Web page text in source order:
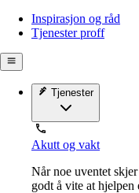
Inspirasjon og råd
Tjenester proff
Tjenester
Akutt og vakt
Når noe uventet
godt å vite at hjelpen